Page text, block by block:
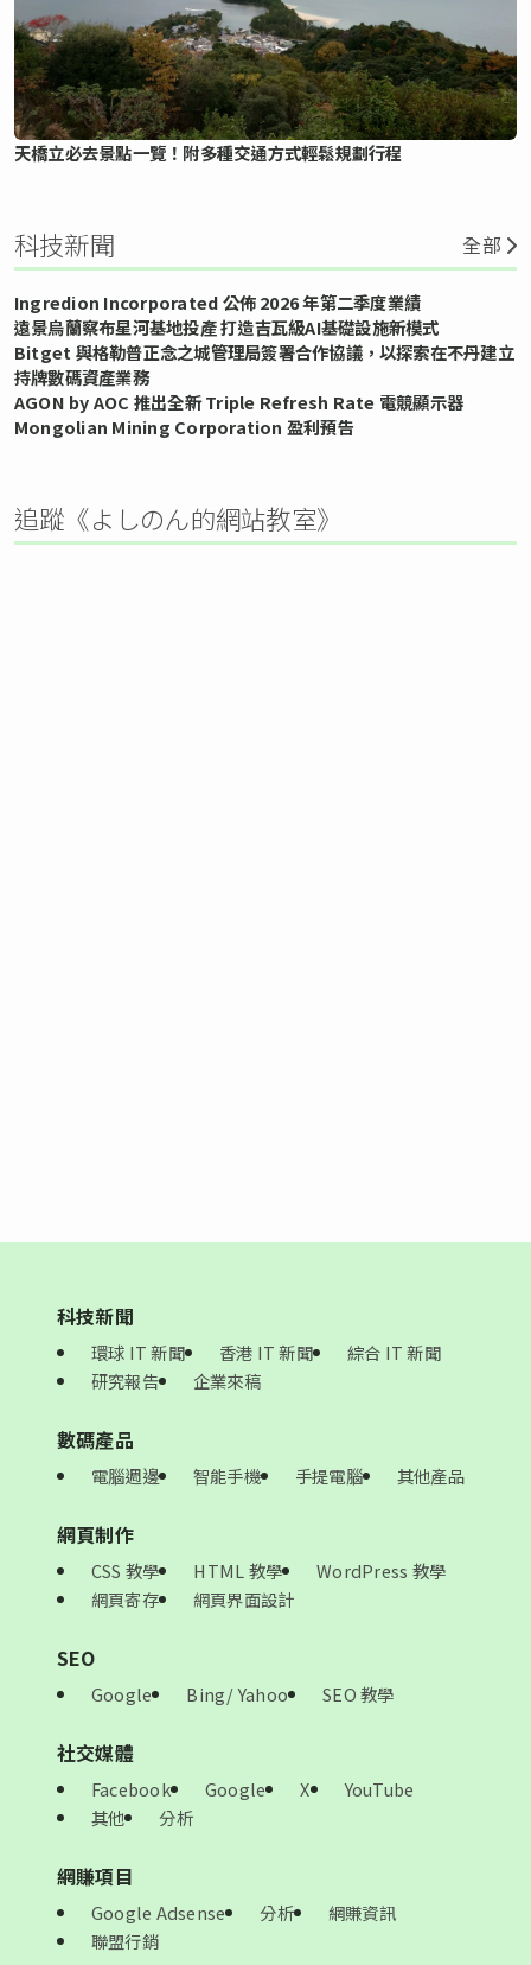
天橋立必去景點一覽！附多種交通方式輕鬆規劃行程
科技新聞 全部
Ingredion Incorporated 公佈 2026 年第二季度業績
遠景烏蘭察布星河基地投產 打造吉瓦級AI基礎設施新模式
Bitget 與格勒普正念之城管理局簽署合作協議，以探索在不丹建立
持牌數碼資產業務
AGON by AOC 推出全新 Triple Refresh Rate 電競顯示器
Mongolian Mining Corporation 盈利預告
追蹤《よしのん的網站教室》
科技新聞
環球 IT 新聞 香港 IT 新聞
綜合 IT 新聞
研究報告
企業來稿
數碼產品
電腦週邊 智能手機 手提電腦 其他產品
網頁制作
CSS 教學 HTML 教學
WordPress 教學
網頁寄存
網頁界面設計
SEO
Google Bing/ Yahoo SEO 教學
社交媒體
Facebook Google X
YouTube
其他
分析
網賺項目
Google Adsense 分析
網賺資訊
聯盟行銷